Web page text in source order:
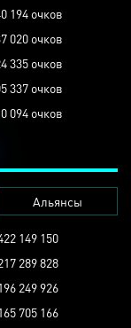
194 очков
020 очков
335 очков
337 очков
094 очков
Альянсы
149 150
289 828
249 926
705 166